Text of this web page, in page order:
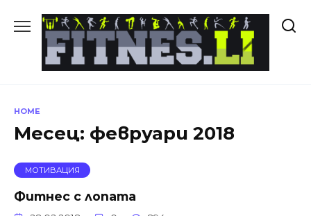
HOME
Месец: февруари 2018
МОТИВАЦИЯ
Фитнес с лопата